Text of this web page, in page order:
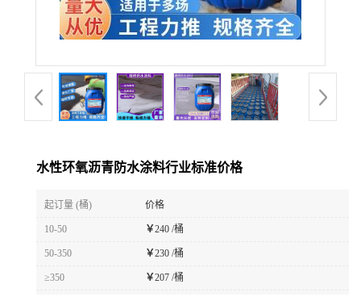
水性环氧沥青防水涂料行业标准价格
起订量 (桶) 价格
10-50 ￥240 /桶
50-350 ￥230 /桶
≥350 ￥207 /桶